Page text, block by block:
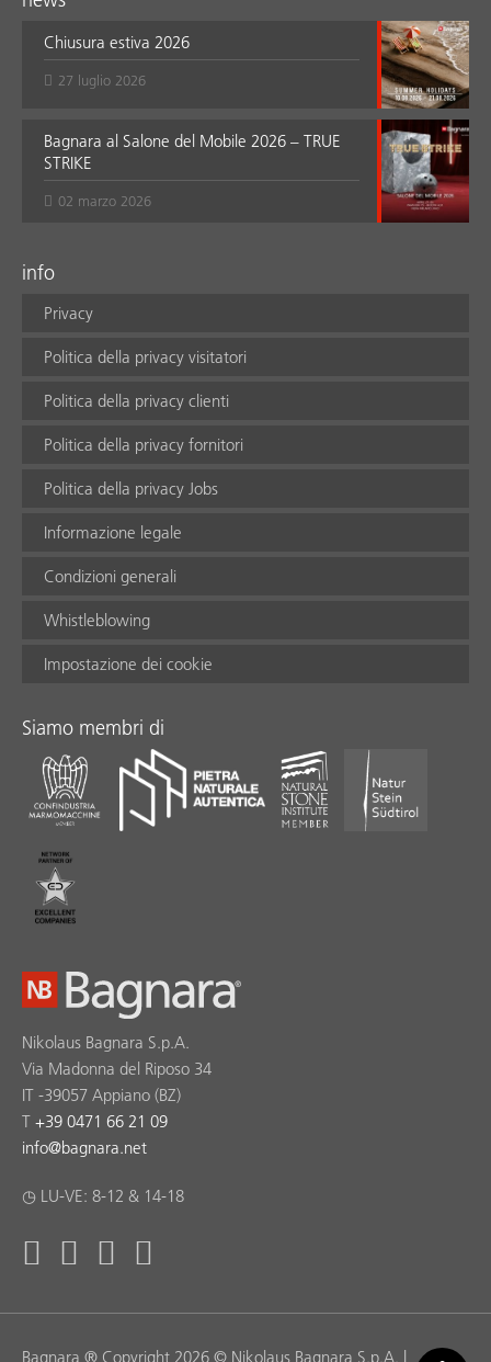
Chiusura estiva 2026
27 luglio 2026
Bagnara al Salone del Mobile 2026 – TRUE
STRIKE
02 marzo 2026
info
Privacy
Politica della privacy visitatori
Politica della privacy clienti
Politica della privacy fornitori
Politica della privacy Jobs
Informazione legale
Condizioni generali
Whistleblowing
Impostazione dei cookie
Siamo membri di
Nikolaus Bagnara S.p.A.
Via Madonna del Riposo 34
IT -39057 Appiano (BZ)
T +39 0471 66 21 09
info@bagnara.net
◷ LU-VE: 8-12 & 14-18
Bagnara ® Copyright 2026 © Nikolaus Bagnara S.p.A. |